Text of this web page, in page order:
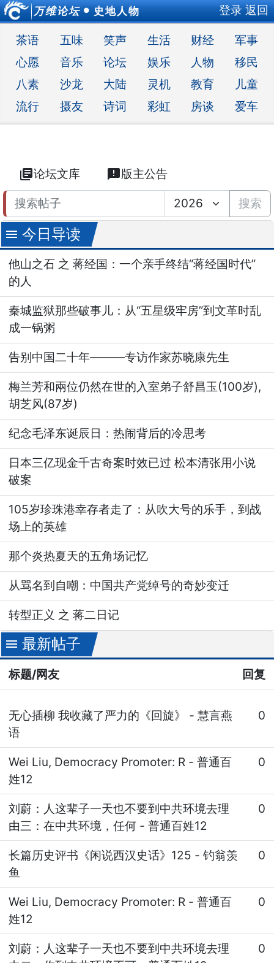
万维论坛 ● 史地人物 登录 返回
茶语 五味 笑声 生活 财经
军事
心愿
音乐 论坛 娱乐 人物
移民
八素
沙龙 大陆 灵机 教育
儿童
流行
摄友 诗词 彩虹 房谈 爱车
library_books论坛文库 announcement版主公告
搜索
menu 今日导读
他山之石 之 蒋经国：一个亲手终结“蒋经国时代”
的人
秦城监狱那些破事儿：从“五星级牢房”到文革时乱
成一锅粥
告别中国二十年———专访作家苏晓康先生
梅兰芳和兩位仍然在世的入室弟子舒昌玉(100岁),
胡芝风(87岁)
纪念毛泽东诞辰日：热闹背后的冷思考
日本三亿现金千古奇案时效已过 松本清张用小说
破案
105岁珍珠港幸存者走了：从吹大号的乐手，到战
场上的英雄
那个炎热夏天的五角场记忆
从骂名到自嘲：中国共产党绰号的奇妙变迁
转型正义 之 蒋二日记
menu 最新帖子
标题/网友 回复
无心插柳 我收藏了严力的《回旋》 - 慧言燕
语
0
Wei Liu, Democracy Promoter: R - 普通百
姓12
0
刘蔚：人这辈子一天也不要到中共环境去理
由三：在中共环境，任何 - 普通百姓12
0
长篇历史评书《闲说西汉史话》125 - 钓翁羡
鱼
0
Wei Liu, Democracy Promoter: R - 普通百
姓12
0
刘蔚：人这辈子一天也不要到中共环境去理
0